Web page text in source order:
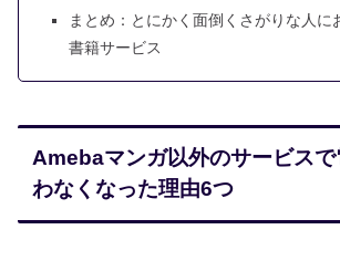
まとめ：とにかく面倒くさがりな人に
書籍サービス
Amebaマンガ以外のサービス
わなくなった理由6つ